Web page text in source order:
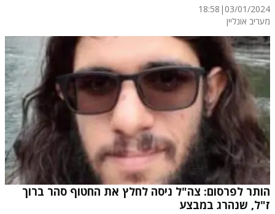
03/01/2024
|
18:58
מעריב אונליין
הותר לפרסום: צה"ל ניסה לחלץ את החטוף סהר ברוך
ז"ל, שנהרג במבצע